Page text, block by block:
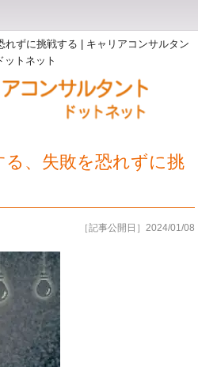
れずに挑戦する | キャリアコンサルタン
ットネット
る、失敗を恐れずに挑
［記事公開日］2024/01/08